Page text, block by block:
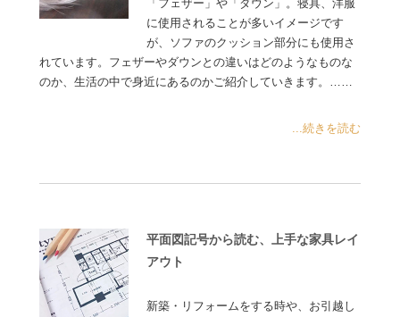
「フェザー」や「ダウン」。寝具、洋服
に使用されることが多いイメージです
が、ソファのクッション部分にも使用さ
れています。フェザーやダウンとの違いはどのようなものな
のか、生活の中で身近にあるのかご紹介していきます。……
...続きを読む
平面図記号から読む、上手な家具レイ
アウト
新築・リフォームをする時や、お引越し